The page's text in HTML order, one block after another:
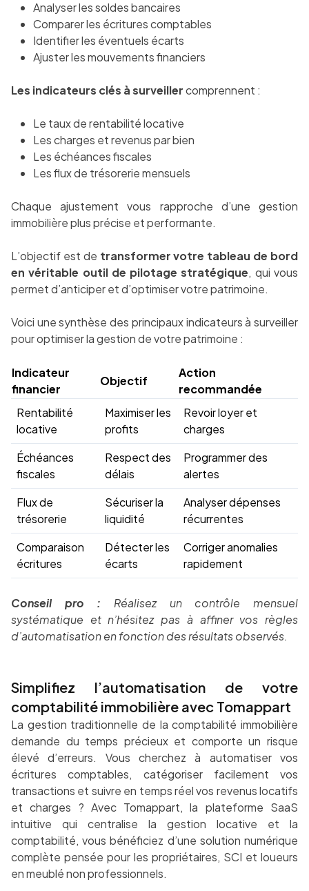
Analyser les soldes bancaires
Comparer les écritures comptables
Identifier les éventuels écarts
Ajuster les mouvements financiers
Les indicateurs clés à surveillercomprennent :
Le taux de rentabilité locative
Les charges et revenus par bien
Les échéances fiscales
Les flux de trésorerie mensuels
Chaque ajustement vous rapproche d’une gestion
immobilière plus précise et performante.
L’objectif est de transformer votre tableau de bord
en véritable outil de pilotage stratégique, qui vous
permet d’anticiper et d’optimiser votre patrimoine.
Voici une synthèse des principaux indicateurs à surveiller
pour optimiser la gestion de votre patrimoine :
Indicateur
financier
Objectif
Action
recommandée
Rentabilité
locative
Maximiser les
profits
Revoir loyer et
charges
Échéances
fiscales
Respect des
délais
Programmer des
alertes
Flux de
trésorerie
Sécuriser la
liquidité
Analyser dépenses
récurrentes
Comparaison
écritures
Détecter les
écarts
Corriger anomalies
rapidement
Conseil pro :
Réalisez un contrôle mensuel
systématique et n’hésitez pas à affiner vos règles
d’automatisation en fonction des résultats observés.
Simplifiez l’automatisation de votre
comptabilité immobilière avec Tomappart
La gestion traditionnelle de la comptabilité immobilière
demande du temps précieux et comporte un risque
élevé d’erreurs. Vous cherchez à automatiser vos
écritures comptables, catégoriser facilement vos
transactions et suivre en temps réel vos revenus locatifs
et charges ? Avec Tomappart, la plateforme SaaS
intuitive qui centralise la gestion locative et la
comptabilité, vous bénéficiez d’une solution numérique
complète pensée pour les propriétaires, SCI et loueurs
en meublé non professionnels.